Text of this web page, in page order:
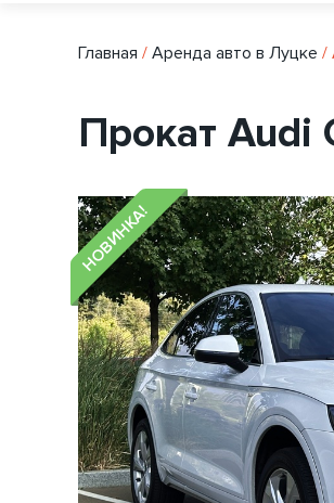
Главная / Аренда авто в Луцке /
Прокат Audi
НОВИНКА!